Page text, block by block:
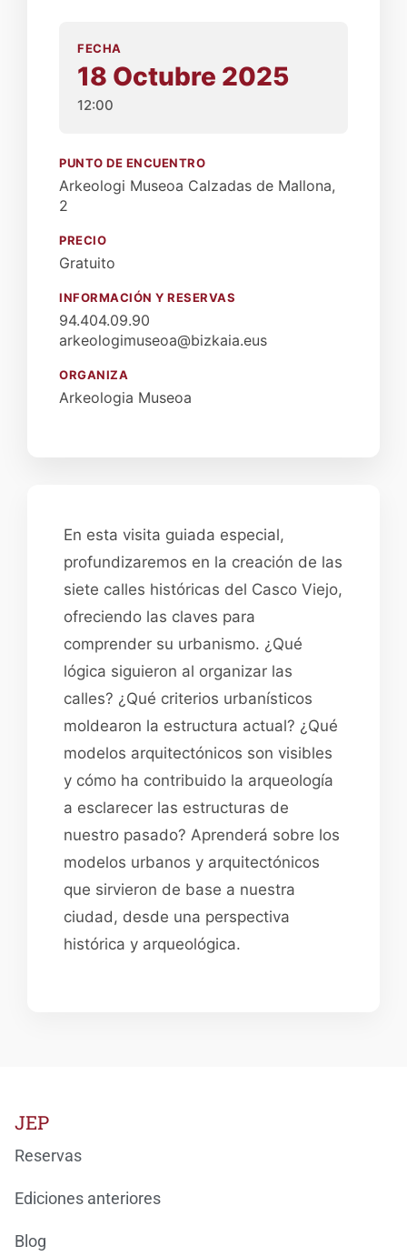
En esta visita guiada especial,
profundizaremos en la creación de las
siete calles históricas del Casco Viejo,
ofreciendo las claves para
comprender su urbanismo. ¿Qué
lógica siguieron al organizar las
calles? ¿Qué criterios urbanísticos
moldearon la estructura actual? ¿Qué
modelos arquitectónicos son visibles
y cómo ha contribuido la arqueología
a esclarecer las estructuras de
nuestro pasado? Aprenderá sobre los
modelos urbanos y arquitectónicos
que sirvieron de base a nuestra
ciudad, desde una perspectiva
histórica y arqueológica.
FECHA
18 Octubre 2025
12:00
PUNTO DE ENCUENTRO
Arkeologi Museoa Calzadas de Mallona,
2
PRECIO
Gratuito
INFORMACIÓN Y RESERVAS
94.404.09.90
arkeologimuseoa@bizkaia.eus
ORGANIZA
Arkeologia Museoa
JEP
Reservas
Ediciones anteriores
Blog